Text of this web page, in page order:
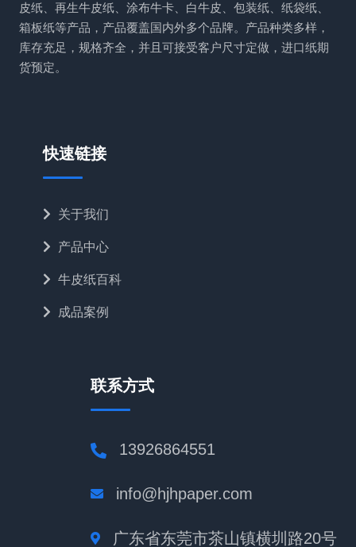
皮纸、再生牛皮纸、涂布牛卡、白牛皮、包装纸、纸袋纸、
箱板纸等产品，产品覆盖国内外多个品牌。产品种类多样，
库存充足，规格齐全，并且可接受客户尺寸定做，进口纸期
货预定。
快速链接
关于我们
产品中心
牛皮纸百科
成品案例
联系方式
13926864551
info@hjhpaper.com
广东省东莞市茶山镇横圳路20号